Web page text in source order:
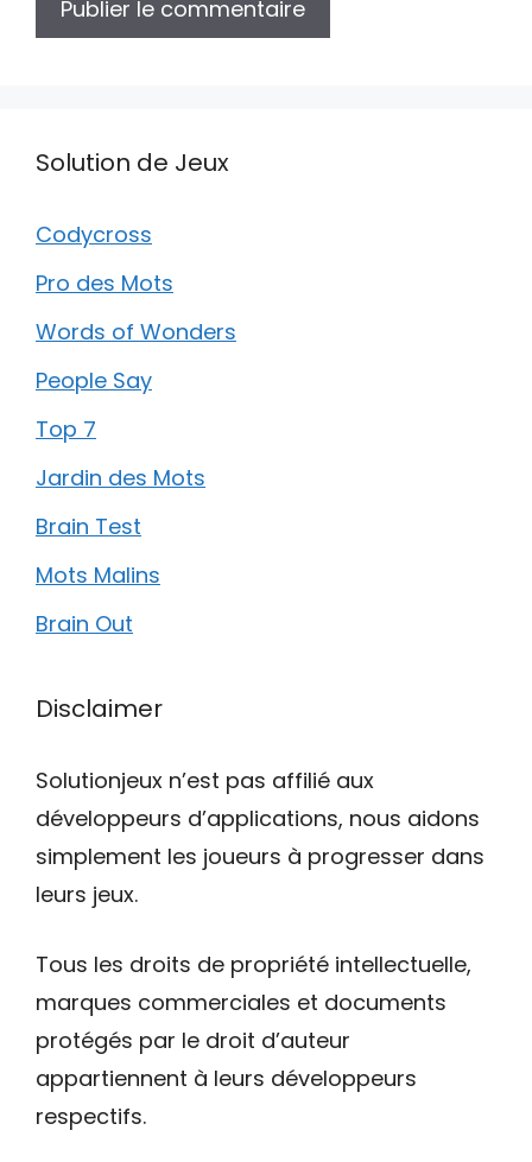
Solution de Jeux
Codycross
Pro des Mots
Words of Wonders
People Say
Top 7
Jardin des Mots
Brain Test
Mots Malins
Brain Out
Disclaimer
Solutionjeux n’est pas affilié aux
développeurs d’applications, nous aidons
simplement les joueurs à progresser dans
leurs jeux.
Tous les droits de propriété intellectuelle,
marques commerciales et documents
protégés par le droit d’auteur
appartiennent à leurs développeurs
respectifs.